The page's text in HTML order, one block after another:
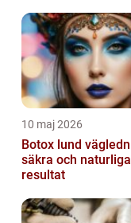
10 maj 2026
Botox lund vägledning till
säkra och naturliga
resultat